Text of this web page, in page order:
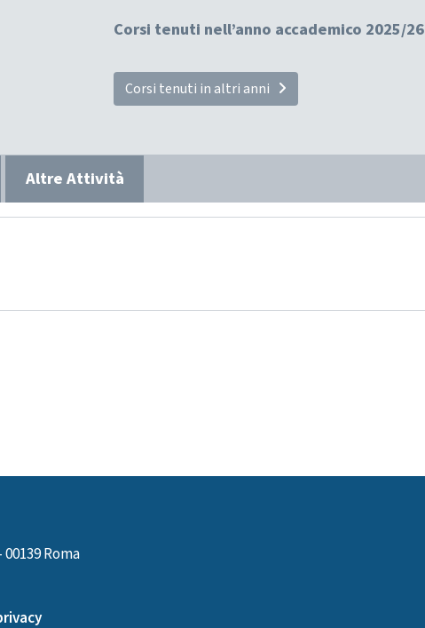
Corsi tenuti nell’anno accademico 2025/26
Corsi tenuti in altri anni
Altre Attività
Roma